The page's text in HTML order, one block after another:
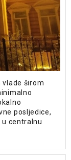
vlade širom
posljedice,
centralnu